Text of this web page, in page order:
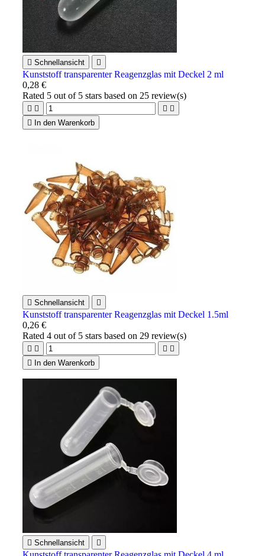
 Schnellansicht 
Kunststoff transparenter Reagenzglas mit Deckel 2 ml
0,28 €
Rated 5 out of 5 stars based on 25 review(s)
   

In den Warenkorb
 Schnellansicht 
Kunststoff transparenter Reagenzglas mit Deckel 1.5ml
0,26 €
Rated4 out of 5 stars based on 29 review(s)
   

In den Warenkorb
 Schnellansicht 